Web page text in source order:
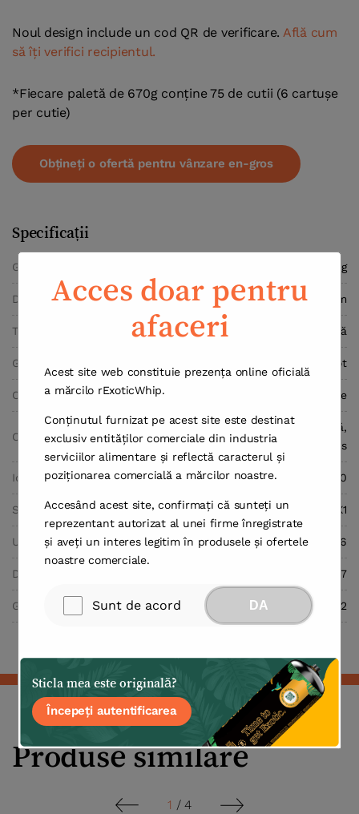
Noul design include un cod QR de verificare. Află cum
să îți verifici recipientul.
*Fiecare paletă de 670g conține 75 de cutii (6 cartușe
per cutie)
Obțineți o ofertă pentru vânzare en-gros
Specificații
Greutate 1,97 kg
Dimensiuni 8,0 × 8,0 × 25,2 cm
Tip Încărcătoare de Cremă
Gaz Oxid de azot
Capacitate 670 grame
Carcasă
Cilindru de unică folosință,
metal feros
Identificare Substanță UN.Nr 1070
Supapă M11X1
Unități Per Caz 6
Dimensiunea Cazului (cm) 25.5×17.5×27
Greutatea Cazului (kg) 12.2
Produse similare
1 / 4
Acces doar pentru
afaceri
Acest site web constituie prezența online oficială
a mărcilo rExoticWhip.
Conținutul furnizat pe acest site este destinat
exclusiv entităților comerciale din industria
serviciilor alimentare și reflectă caracterul și
poziționarea comercială a mărcilor noastre.
Accesând acest site, confirmați că sunteți un
reprezentant autorizat al unei firme înregistrate
și aveți un interes legitim în produsele și ofertele
noastre comerciale.
Sunt de acord DA
Sticla mea este originală?
Începeți autentificarea